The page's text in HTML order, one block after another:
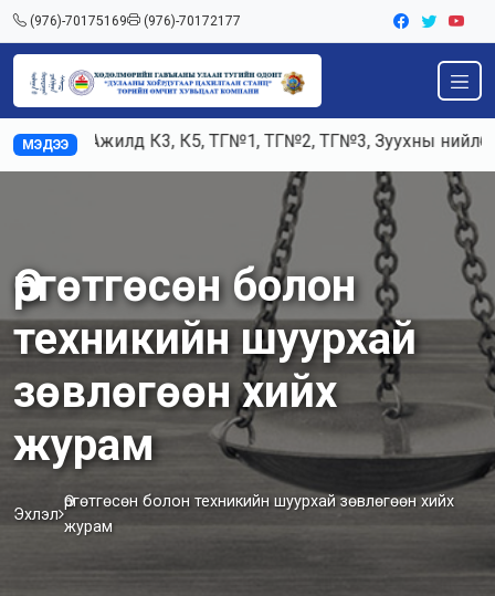
(976)-70175169 (976)-70172177
МЭДЭЭАжилд К3, К5, ТГ№1, ТГ№2, ТГ№3, Зуухны нийлбэр
Өргөтгөсөн болон
техникийн шуурхай
зөвлөгөөн хийх
журам
Эхлэл
Өргөтгөсөн болон техникийн шуурхай зөвлөгөөн хийх
журам